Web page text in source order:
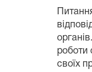
роботи
своїх